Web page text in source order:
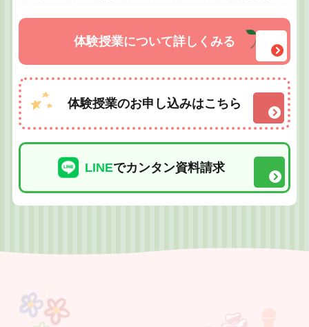
体験授業について詳しくみる
体験授業のお申し込みはこちら
LINEでカンタン資料請求